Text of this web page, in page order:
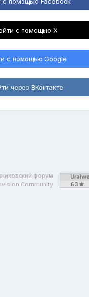
с помощью Facebook
с помощью X
с помощью Google
через ВКонтакте
форум
Community